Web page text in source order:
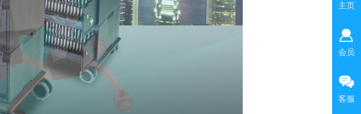
主页
会员
客服